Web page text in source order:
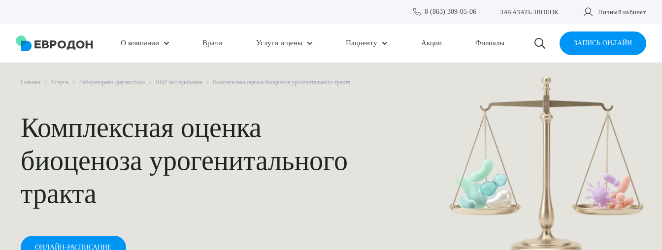
8 (863) 309-05-06 ЗАКАЗАТЬ ЗВОНОК Личный кабинет
О компании Врачи Услуги и цены Пациенту Акции Филиалы ЗАПИСЬ ОНЛАЙН
Главная Услуги Лабораторная диагностика ПЦР исследования Комплексная оценка биоценоза урогенитального тракта
Комплексная оценка
биоценоза урогенитального
тракта
ОНЛАЙН-РАСПИСАНИЕ